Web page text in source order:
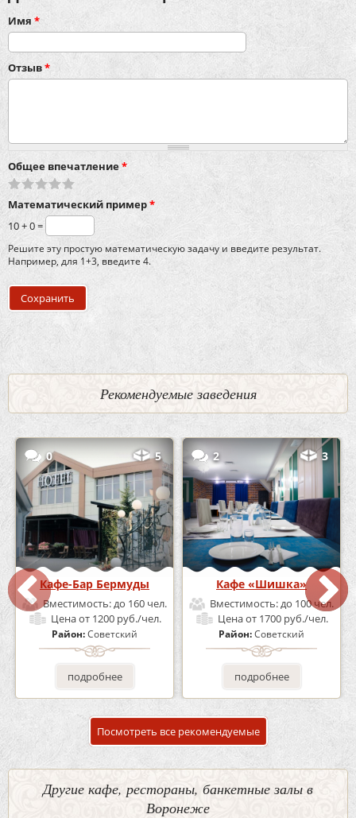
Имя *
Отзыв*
Общее впечатление*
Математический пример*
10 + 0 =
Решите эту простую математическую задачу и введите результат.
Например, для 1+3, введите 4.
Рекомендуемые заведения
0 5
Кафе-Бар Бермуды
Вместимость:до 160 чел.
Ценаот 1200 руб./чел.
Район:Советский
подробнее
2 3
Кафе «Шишка»
Вместимость:до 100 чел.
Ценаот 1700 руб./чел.
Район:Советский
подробнее
Посмотреть все рекомендуемые
Другие кафе, рестораны, банкетные залы в
Воронеже